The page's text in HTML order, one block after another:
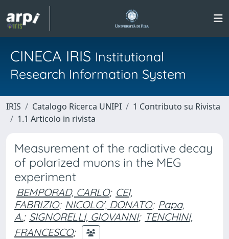
CINECA IRIS Institutional
Research Information System
IRIS Catalogo Ricerca UNIPI
1 Contributo su Rivista
1.1 Articolo in rivista
Measurement of the radiative decay
of polarized muons in the MEG
experiment
BEMPORAD, CARLO; CEI,
FABRIZIO; NICOLO', DONATO; Papa,
A.; SIGNORELLI, GIOVANNI; TENCHINI,
FRANCESCO;